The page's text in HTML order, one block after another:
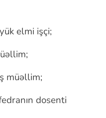
elmi işçi;
müəllim;
dosenti